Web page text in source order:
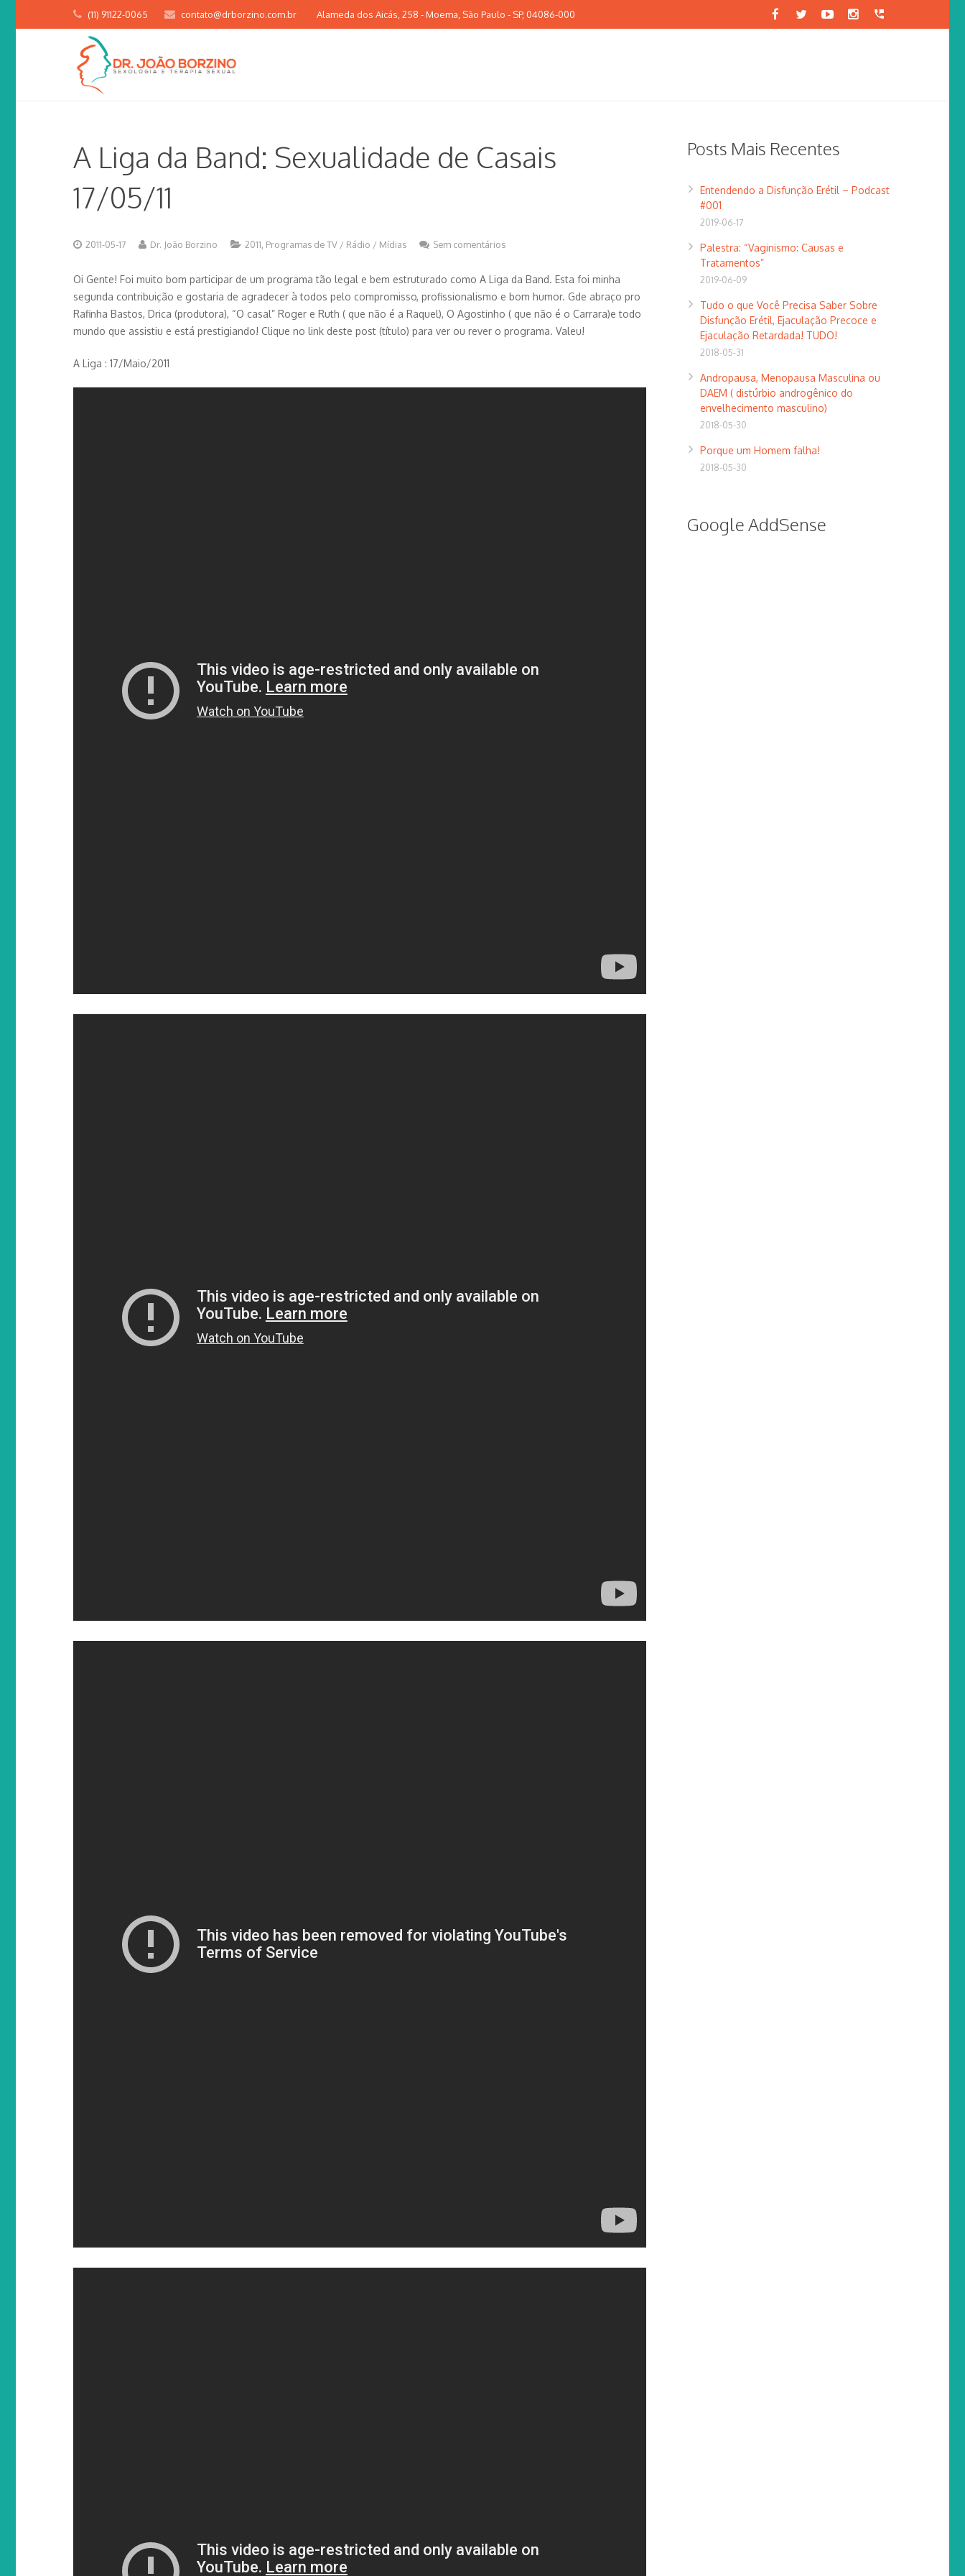
(11) 91122-0065 contato@drborzino.com.br Alameda dos Aicás, 258 - Moema, São Paulo - SP, 04086-000
A Liga da Band: Sexualidade de Casais
17/05/11
2011-05-17 Dr. João Borzino 2011 Programas de TV / Rádio / Mídias Sem comentários
Oi Gente! Foi muito bom participar de um programa tão legal e bem estruturado como A Liga da Band. Esta foi minha
segunda contribuição e gostaria de agradecer à todos pelo compromisso, profissionalismo e bom humor. Gde abraço pro
Rafinha Bastos, Drica (produtora), “O casal” Roger e Ruth ( que não é a Raquel), O Agostinho ( que não é o Carrara)e todo
mundo que assistiu e está prestigiando! Clique no link deste post (título) para ver ou rever o programa. Valeu!
A Liga : 17/Maio/2011
Posts Mais Recentes
Entendendo a Disfunção Erétil – Podcast
#001
2019-06-17
Palestra: “Vaginismo: Causas e
Tratamentos”
2019-06-09
Tudo o que Você Precisa Saber Sobre
Disfunção Erétil, Ejaculação Precoce e
Ejaculação Retardada! TUDO!
2018-05-31
Andropausa, Menopausa Masculina ou
DAEM ( distúrbio androgênico do
envelhecimento masculino)
2018-05-30
Porque um Homem falha!
2018-05-30
Google AddSense